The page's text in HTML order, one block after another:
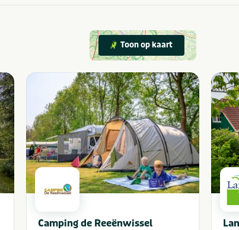
Toon op kaart
Camping de Reeënwissel